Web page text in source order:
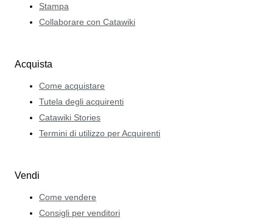
Stampa
Collaborare con Catawiki
Acquista
Come acquistare
Tutela degli acquirenti
Catawiki Stories
Termini di utilizzo per Acquirenti
Vendi
Come vendere
Consigli per venditori